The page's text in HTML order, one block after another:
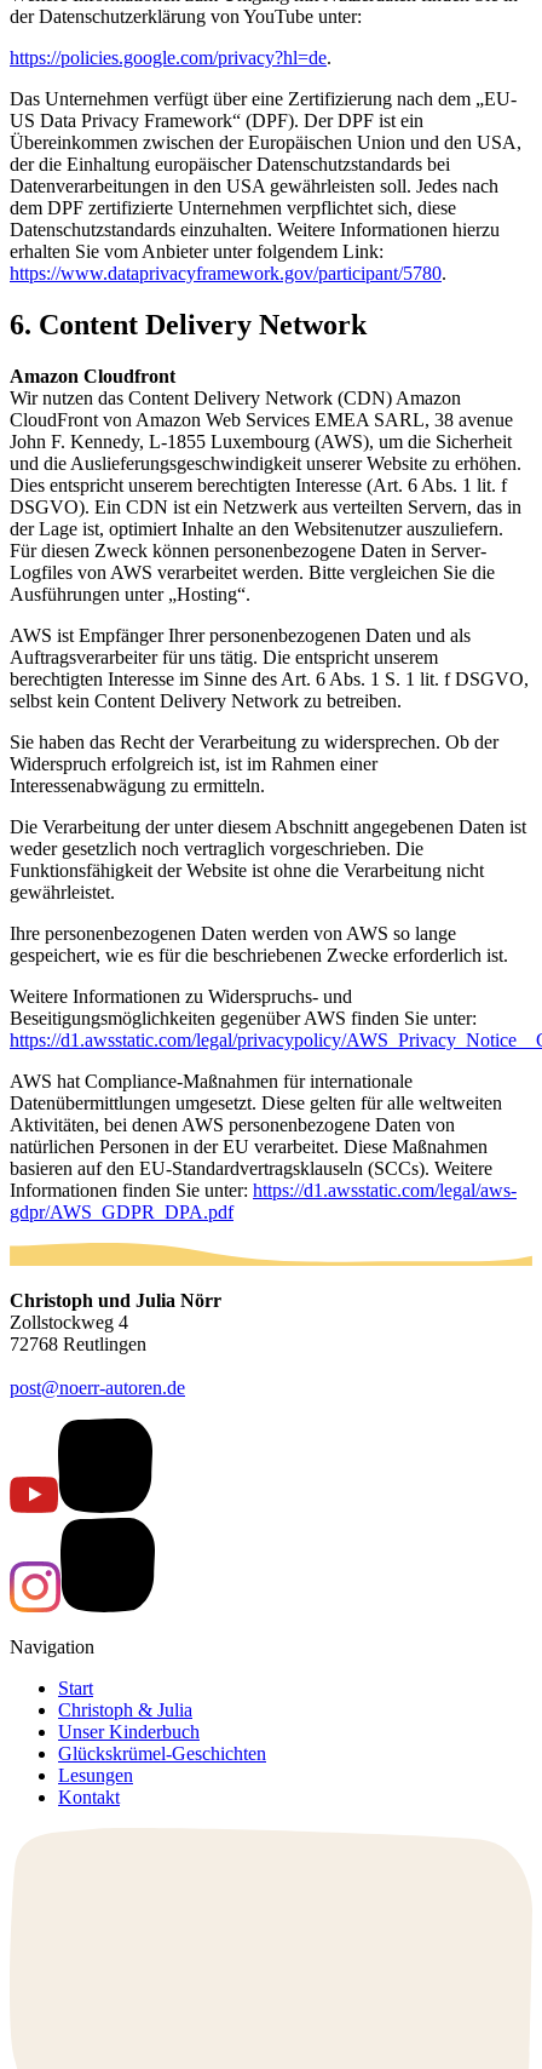
der Datenschutzerklärung von YouTube unter:
https://policies.google.com/privacy?hl=de.
Das Unternehmen verfügt über eine Zertifizierung nach dem „EU-
US Data Privacy Framework“ (DPF). Der DPF ist ein
Übereinkommen zwischen der Europäischen Union und den USA,
der die Einhaltung europäischer Datenschutzstandards bei
Datenverarbeitungen in den USA gewährleisten soll. Jedes nach
dem DPF zertifizierte Unternehmen verpflichtet sich, diese
Datenschutzstandards einzuhalten. Weitere Informationen hierzu
erhalten Sie vom Anbieter unter folgendem Link:
https://www.dataprivacyframework.gov/participant/5780.
6. Content Delivery Network
Amazon Cloudfront
Wir nutzen das Content Delivery Network (CDN) Amazon
CloudFront von Amazon Web Services EMEA SARL, 38 avenue
John F. Kennedy, L-1855 Luxembourg (AWS), um die Sicherheit
und die Auslieferungsgeschwindigkeit unserer Website zu erhöhen.
Dies entspricht unserem berechtigten Interesse (Art. 6 Abs. 1 lit. f
DSGVO). Ein CDN ist ein Netzwerk aus verteilten Servern, das in
der Lage ist, optimiert Inhalte an den Websitenutzer auszuliefern.
Für diesen Zweck können personenbezogene Daten in Server-
Logfiles von AWS verarbeitet werden. Bitte vergleichen Sie die
Ausführungen unter „Hosting“.
AWS ist Empfänger Ihrer personenbezogenen Daten und als
Auftragsverarbeiter für uns tätig. Die entspricht unserem
berechtigten Interesse im Sinne des Art. 6 Abs. 1 S. 1 lit. f DSGVO,
selbst kein Content Delivery Network zu betreiben.
Sie haben das Recht der Verarbeitung zu widersprechen. Ob der
Widerspruch erfolgreich ist, ist im Rahmen einer
Interessenabwägung zu ermitteln.
Die Verarbeitung der unter diesem Abschnitt angegebenen Daten ist
weder gesetzlich noch vertraglich vorgeschrieben. Die
Funktionsfähigkeit der Website ist ohne die Verarbeitung nicht
gewährleistet.
Ihre personenbezogenen Daten werden von AWS so lange
gespeichert, wie es für die beschriebenen Zwecke erforderlich ist.
Weitere Informationen zu Widerspruchs- und
Beseitigungsmöglichkeiten gegenüber AWS finden Sie unter:
https://d1.awsstatic.com/legal/privacypolicy/
AWS hat Compliance-Maßnahmen für internationale
Datenübermittlungen umgesetzt. Diese gelten für alle weltweiten
Aktivitäten, bei denen AWS personenbezogene Daten von
natürlichen Personen in der EU verarbeitet. Diese Maßnahmen
basieren auf den EU-Standardvertragsklauseln (SCCs). Weitere
Informationen finden Sie unter: https://d1.awsstatic.com/legal/aws-
gdpr/AWS_GDPR_DPA.pdf
Christoph und Julia Nörr
Zollstockweg 4
72768 Reutlingen
post@noerr-autoren.de
Navigation
Start
Christoph & Julia
Unser Kinderbuch
Glückskrümel-Geschichten
Lesungen
Kontakt